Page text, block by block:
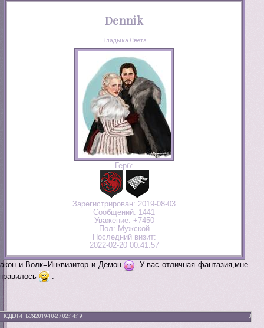
Dennik
Владыка Света
Герб:
Зарегистрирован: 2019-08-03
Сообщений: 1441
Уважение: +7450
Пол: Мужской
Последний визит:
2022-02-20 00:41:57
и Волк=Инквизитор и Демон
.У вас отличная фантазия,мне
ПОДЕЛИТЬСЯ 3
2019-10-27 02:14:19